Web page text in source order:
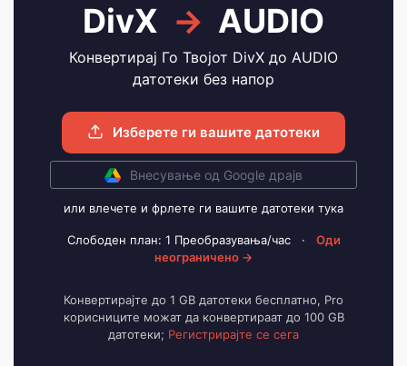
DivX → AUDIO
Конвертирај Го Твојот DivX до AUDIO
датотеки без напор
Изберете ги вашите датотеки
Внесување од Google драјв
или влечете и фрлете ги вашите датотеки тука
Слободен план: 1 Преобразувања/час ·
Оди
неограничено →
Конвертирајте до 1 GB датотеки бесплатно, Pro
корисниците можат да конвертираат до 100 GB
датотеки; Регистрирајте се сега